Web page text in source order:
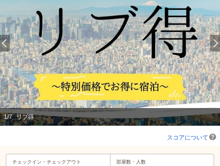
1/7 リブ得
スコアについて
チェックイン・ チェックアウト 部屋数・人数